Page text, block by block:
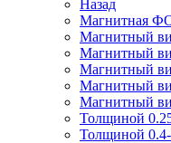
Назад
Магнитная
Магнитный
Магнитный
Магнитный
Магнитный
Магнитный
Толщиной
Толщиной